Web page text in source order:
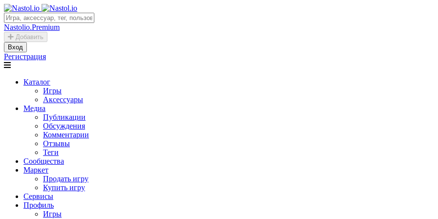
Nastolio.Premium
Добавить
Вход
Регистрация
Каталог
Игры
Аксессуары
Медиа
Публикации
Обсуждения
Комментарии
Отзывы
Теги
Сообщества
Маркет
Продать игру
Купить игру
Сервисы
Профиль
Игры